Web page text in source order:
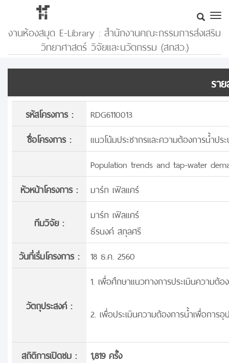
งานห้องสมุด E-Library : สำนักงานคณะกรรมการส่งเสริม
วิทยาศาสตร์ วิจัยและนวัตกรรม (สกสว.)
รา
รหัสโครงการ :
RDG6110013
ชื่อโครงการ :
แนวโน้มประชากรและความต้องการน้ำป
Population trends and tap-water
หัวหน้าโครงการ :
มาร์ก เฟิลแคร์
ทีมวิจัย :
มาร์ก เฟิลแคร์
ธีรนงค์ สกุลศรี
วันที่เริ่มโครงการ :
18 ธ.ค. 2560
วัตถุประสงค์ :
1. เพื่อศึกษาแนวทางการประเมินความต้อ
2. เพื่อประเมินความต้องการน้ำเพื่อการ
สถิติการเปิดชม :
1,819 ครั้ง